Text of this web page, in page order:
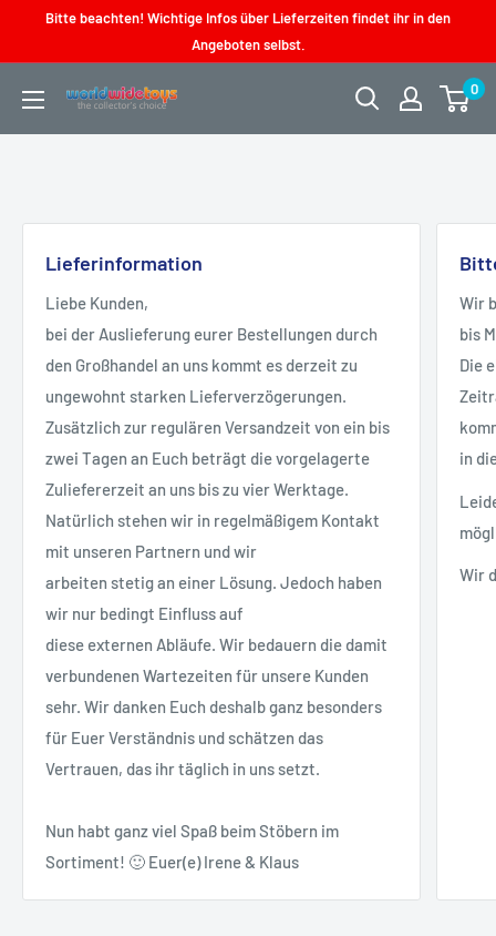
Bitte beachten! Wichtige Infos über Lieferzeiten findet ihr in den
Angeboten selbst.
worldwidetoys
0
Lieferinformation
Liebe Kunden,
bei der Auslieferung eurer Bestellungen durch
den Großhandel an uns kommt es derzeit zu
ungewohnt starken Lieferverzögerungen.
Zusätzlich zur regulären Versandzeit von ein bis
zwei Tagen an Euch beträgt die vorgelagerte
Zuliefererzeit an uns bis zu vier Werktage.
Natürlich stehen wir in regelmäßigem Kontakt
mit unseren Partnern und wir
arbeiten stetig an einer Lösung. Jedoch haben
wir nur bedingt Einfluss auf
diese externen Abläufe. Wir bedauern die damit
verbundenen Wartezeiten für unsere Kunden
sehr. Wir danken Euch deshalb ganz besonders
für Euer Verständnis und schätzen das
Vertrauen, das ihr täglich in uns setzt.
Nun habt ganz viel Spaß beim Stöbern im
Sortiment! 🙂 Euer(e) Irene & Klaus
Wir
bis
Die
in
Wir